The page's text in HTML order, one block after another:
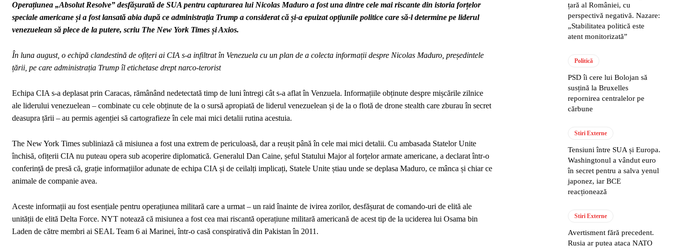
Operațiunea „Absolut Resolve” desfășurată de SUA pentru capturarea lui Nicolas Maduro a fost una dintre cele mai riscante din istoria forțelor
speciale americane și a fost lansată abia după ce administrația Trump a considerat că și-a epuizat opțiunile politice care să-l determine pe liderul
venezuelean să plece de la putere, scriu The New York Times și Axios.
În luna august, o echipă clandestină de ofițeri ai CIA s-a infiltrat în Venezuela cu un plan de a colecta informații despre Nicolas Maduro, președintele
țării, pe care administrația Trump îl etichetase drept narco-terorist
Echipa CIA s-a deplasat prin Caracas, rămânând nedetectată timp de luni întregi cât s-a aflat în Venzuela. Informațiile obținute despre mișcările zilnice
ale liderului venezuelean – combinate cu cele obținute de la o sursă apropiată de liderul venezuelean și de la o flotă de drone stealth care zburau în secret
deasupra țării – au permis agenției să cartografieze în cele mai mici detalii rutina acestuia.
The New York Times subliniază că misiunea a fost una extrem de periculoasă, dar a reușit până în cele mai mici detalii. Cu ambasada Statelor Unite
închisă, ofițerii CIA nu puteau opera sub acoperire diplomatică. Generalul Dan Caine, șeful Statului Major al forțelor armate americane, a declarat într-o
conferință de presă că, grație informațiilor adunate de echipa CIA și de ceilalți implicați, Statele Unite știau unde se deplasa Maduro, ce mânca și chiar ce
animale de companie avea.
Aceste informații au fost esențiale pentru operațiunea militară care a urmat – un raid înainte de ivirea zorilor, desfășurat de comando-uri de elită ale
unității de elită Delta Force. NYT notează că misiunea a fost cea mai riscantă operațiune militară americană de acest tip de la uciderea lui Osama bin
Laden de către membri ai SEAL Team 6 ai Marinei, într-o casă conspirativă din Pakistan în 2011.
țară al României, cu
perspectivă negativă. Nazare:
„Stabilitatea politică este
atent monitorizată”
Politică
PSD îi cere lui Bolojan să
susțină la Bruxelles
repornirea centralelor pe
cărbune
Stiri Externe
Tensiuni între SUA și Europa.
Washingtonul a vândut euro
în secret pentru a salva yenul
japonez, iar BCE
reacționează
Stiri Externe
Avertisment fără precedent.
Rusia ar putea ataca NATO